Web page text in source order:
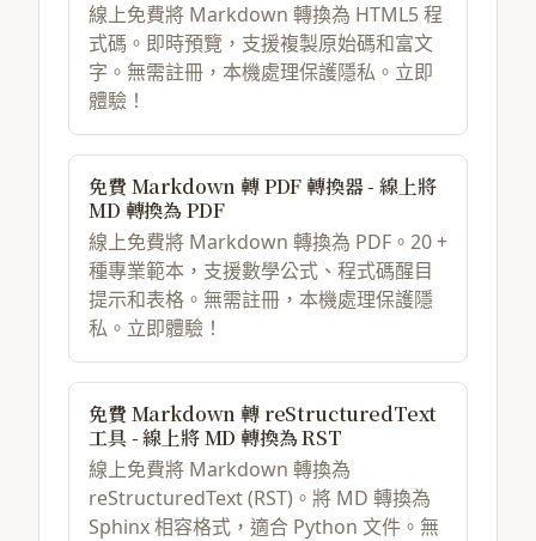
線上免費將 Markdown 轉換為 HTML5 程
式碼。即時預覽，支援複製原始碼和富文
字。無需註冊，本機處理保護隱私。立即
體驗！
免費 Markdown 轉 PDF 轉換器 - 線上將
MD 轉換為 PDF
線上免費將 Markdown 轉換為 PDF。20 +
種專業範本，支援數學公式、程式碼醒目
提示和表格。無需註冊，本機處理保護隱
私。立即體驗！
免費 Markdown 轉 reStructuredText
工具 - 線上將 MD 轉換為 RST
線上免費將 Markdown 轉換為
reStructuredText (RST)。將 MD 轉換為
Sphinx 相容格式，適合 Python 文件。無